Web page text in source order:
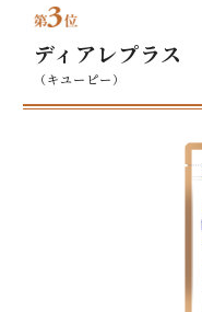
ディアレプラス
（キユーピー）